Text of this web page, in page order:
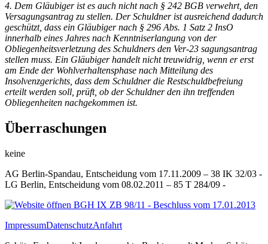
4. Dem Gläubiger ist es auch nicht nach § 242 BGB verwehrt, den
Versagungsantrag zu stellen. Der Schuldner ist ausreichend dadurch
geschützt, dass ein Gläubiger nach § 296 Abs. 1 Satz 2 InsO
innerhalb eines Jahres nach Kenntniserlangung von der
Obliegenheitsverletzung des Schuldners den Ver-23 sagungsantrag
stellen muss. Ein Gläubiger handelt nicht treuwidrig, wenn er erst
am Ende der Wohlverhaltensphase nach Mitteilung des
Insolvenzgerichts, dass dem Schuldner die Restschuldbefreiung
erteilt werden soll, prüft, ob der Schuldner den ihn treffenden
Obliegenheiten nachgekommen ist.
Überraschungen
keine
AG Berlin-Spandau, Entscheidung vom 17.11.2009 – 38 IK 32/03 -
LG Berlin, Entscheidung vom 08.02.2011 – 85 T 284/09 -
BGH IX ZB 98/11 - Beschluss vom 17.01.2013
ImpressumDatenschutzAnfahrt